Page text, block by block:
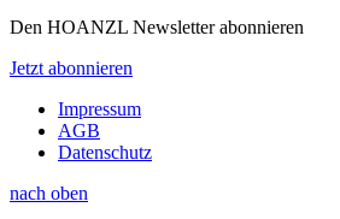
Den HOANZL Newsletter abonnieren
Jetzt abonnieren
Impressum
AGB
Datenschutz
nach oben